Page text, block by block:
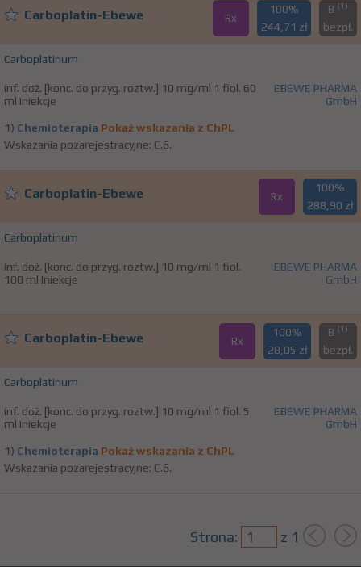
Carboplatin-Ebewe Rx
100%
244,71 zł
B (1)
bezpł.
Carboplatinum
inf. doż. [konc. do przyg. roztw.] 10 mg/ml 1 fiol. 60
ml Iniekcje
EBEWE PHARMA
GmbH
1) Chemioterapia Pokaż wskazania z ChPL
Wskazania pozarejestracyjne: C.6.
Carboplatin-Ebewe Rx
100%
288,90 zł
Carboplatinum
inf. doż. [konc. do przyg. roztw.] 10 mg/ml 1 fiol.
100 ml Iniekcje
EBEWE PHARMA
GmbH
Carboplatin-Ebewe Rx
100%
28,05 zł
B (1)
bezpł.
Carboplatinum
inf. doż. [konc. do przyg. roztw.] 10 mg/ml 1 fiol. 5
ml Iniekcje
EBEWE PHARMA
GmbH
1) Chemioterapia Pokaż wskazania z ChPL
Wskazania pozarejestracyjne: C.6.
Strona: z 1